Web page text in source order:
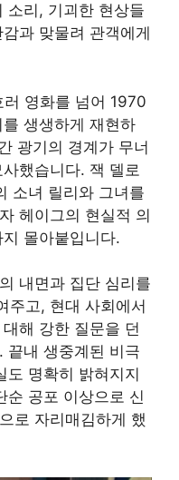
소리, 기괴한 현상들
과 맞물려 관객에게
러 영화를 넘어 1970
생생하게 재현하
광기의 경계가 무너
했습니다. 잭 델로
소녀 릴리와 그녀를
헤이그의 현실적 의
몰아붙입니다.
내면과 집단 심리를
주고, 현대 사회에서
해 강한 질문을 던
끝내 생중계된 비극
도 명확히 밝혀지지
순 공포 이상으로 신
로 자리매김하게 했